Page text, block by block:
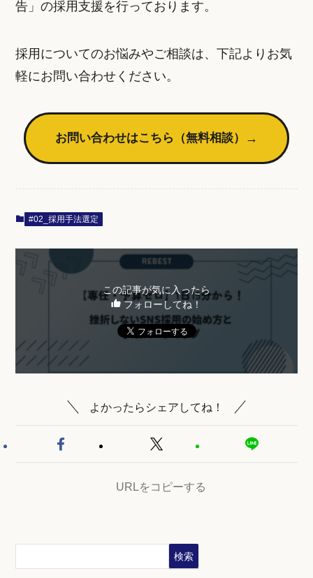
告」の採用支援を行っております。
採用についてのお悩みやご相談は、下記よりお気
軽にお問い合わせください。
お問い合わせはこちら（無料相談） →
#02_採用手法選定
この記事が気に入ったら
フォローしてね！
よかったらシェアしてね！
URLをコピーする
検索